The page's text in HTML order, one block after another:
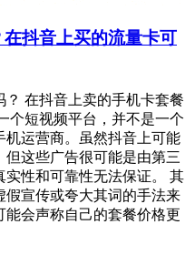
抖音上买的流量卡可
在抖音上卖的手机卡套餐
个短视频平台，并不是一个
运营商。虽然抖音上可能
这些广告很可能是由第三
性和可靠性无法保证。 其
假宣传或夸大其词的手法来
会声称自己的套餐价格更